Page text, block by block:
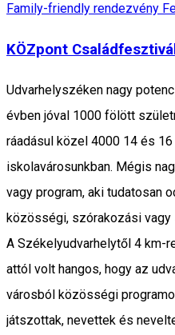
Family-friendly rendezvény
KÖZpont Családfesztivál
Udvarhelyszéken nagy
évben jóval 1000 fölött
ráadásul közel 4000 14 és
iskolavárosunkban. Mégis
vagy program, aki tudatosan
közösségi, szórakozási
A Székelyudvarhelytől 4 km-
attól volt hangos, hogy az
városból közösségi
játszottak, nevettek és